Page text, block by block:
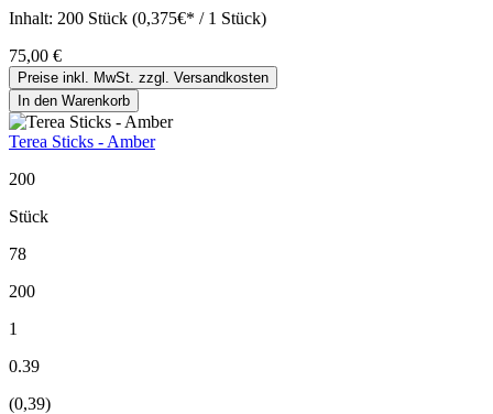
Inhalt: 200 Stück (0,375€* / 1 Stück)
75,00 €
Preise inkl. MwSt. zzgl. Versandkosten
In den Warenkorb
Terea Sticks - Amber
200
Stück
78
200
1
0.39
(0,39)